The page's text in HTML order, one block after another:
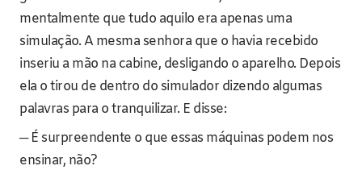
mentalmente que tudo aquilo era apenas uma
simulação. A mesma senhora que o havia recebido
inseriu a mão na cabine, desligando o aparelho. Depois
ela o tirou de dentro do simulador dizendo algumas
palavras para o tranquilizar. E disse:
─ É surpreendente o que essas máquinas podem nos
ensinar, não?